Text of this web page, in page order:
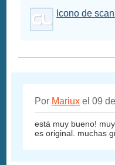
Icono de
Por Mariux el 09
está muy bueno!
es original. muchas